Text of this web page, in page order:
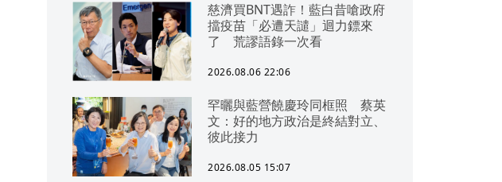
慈濟買BNT遇詐！藍白昔嗆政府
擋疫苗「必遭天譴」迴力鏢來
了 荒謬語錄一次看
2026.08.06 22:06
罕曬與藍營饒慶玲同框照 蔡英
文：好的地方政治是終結對立、
彼此接力
2026.08.05 15:07